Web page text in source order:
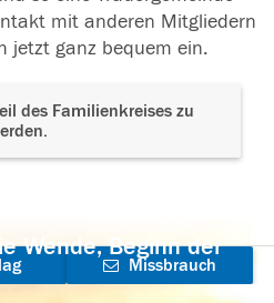
mit anderen Mitgliedern
jetzt ganz bequem ein.
des Familienkreises zu
Wende, Beginn der
Missbrauch